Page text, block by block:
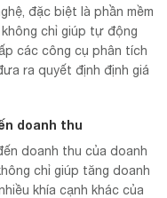
đặc biệt là phần mềm
không chỉ giúp tự động
các công cụ phân tích
ra quyết định định giá
doanh thu
doanh thu của doanh
chỉ giúp tăng doanh
khía cạnh khác của